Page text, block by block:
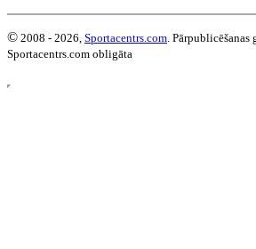
© 2008 - 2026, Sportacentrs.com. Pārpublicēšanas
Sportacentrs.com obligāta